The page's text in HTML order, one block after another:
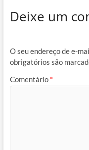
Deixe um
O seu endereço de e-
obrigatórios são
Comentário *